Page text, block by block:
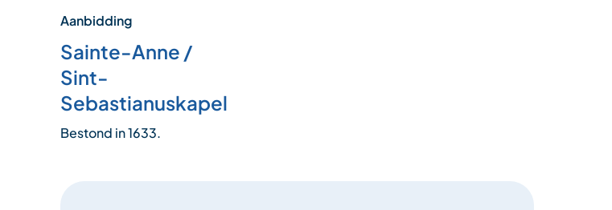
Aanbidding
Sainte-Anne /
Sint-
Sebastianuskapel
Bestond in 1633.